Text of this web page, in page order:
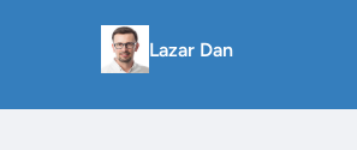
Lazar Dan